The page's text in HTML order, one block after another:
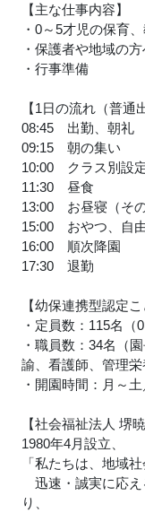
【主な仕事内容】
・0～5才児の保育
・保護者や地域の
・行事準備
【1日の流れ（普通
08:45 出勤、朝礼
09:15 朝の集い
10:00 クラス別設
11:30 昼食
13:00 お昼寝（そ
15:00 おやつ、自
16:00 順次降園
17:30 退勤
【幼保連携型認定
・定員数：115名（
・職員数：34名（
諭、看護師、管理栄
・開園時間：月～
【社会福祉法人 堺
1980年4月設立、
「私たちは、地域
迅速・誠実に応え
り、